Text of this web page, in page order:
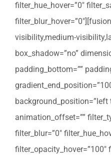
filter_hue_hover=”0″
visibility,medium-
box_shadow=”no”
padding_bottom=””
background_position=”left
animation_offset=””
filter_blur=”0″
filter_opacity_hover=”100″